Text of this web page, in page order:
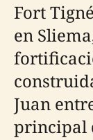
Fort
en
Juan
principal